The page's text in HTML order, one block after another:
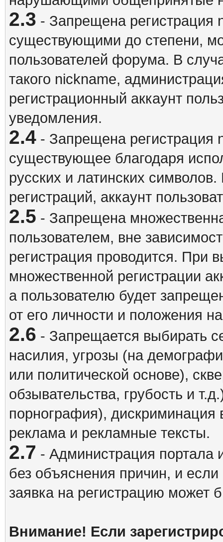
2.3 - Запрещена регистрация
существующими до степени,
пользователей форума. В
такого nickname,
регистрационный аккаунт
уведомления.
2.4- Запрещена регистрация
существующее благодаря
русских и латинских
регистраций, аккаунт
2.5 - Запрещена
пользователем, вне
регистрация проводится. При
множественной регистрации
а пользователю будет
от его личности и положения
2.6 - Запрещается выбирать
насилия, угрозы (на
или политической основе),
обзывательства, грубость и
порнография),
реклама и рекламные тексты.
2.7 - Администрация портала
без объяснения причин, и
заявка на регистрацию может
Внимание! Если